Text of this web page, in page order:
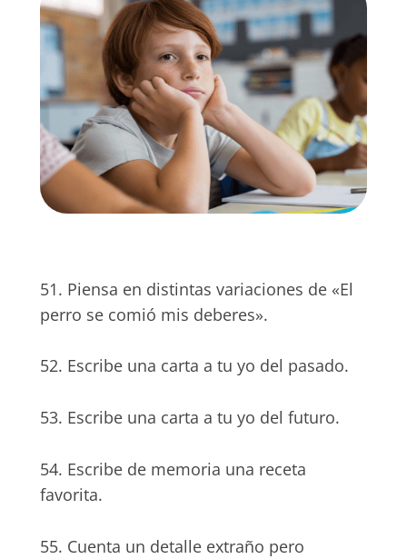
51. Piensa en distintas variaciones de «El
perro se comió mis deberes».
52. Escribe una carta a tu yo del pasado.
53. Escribe una carta a tu yo del futuro.
54. Escribe de memoria una receta
favorita.
55. Cuenta un detalle extraño pero